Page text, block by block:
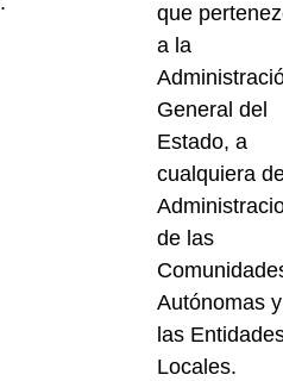
que
a la
General del
Estado, a
cualquiera
de las
Autónomas
las
Locales.